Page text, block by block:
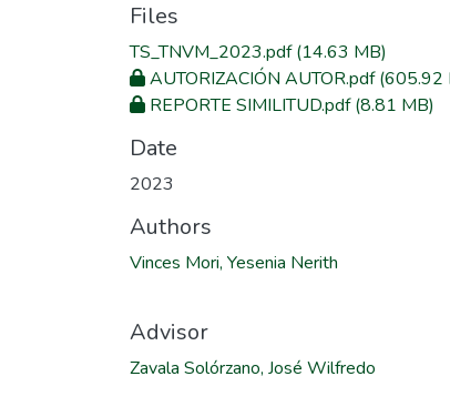
Files
TS_TNVM_2023.pdf(14.63 MB)
AUTORIZACIÓN AUTOR.pdf(605.92
REPORTE SIMILITUD.pdf(8.81 MB)
Date
2023
Authors
Vinces Mori, Yesenia Nerith
Advisor
Zavala Solórzano, José Wilfredo